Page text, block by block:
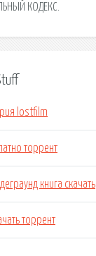
КОДЕКС.
lostfilm
торрент
книга скачать
торрент